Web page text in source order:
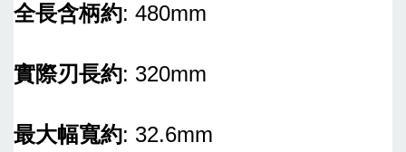
全長含柄約: 480mm
實際刃長約: 320mm
最大幅寬約: 32.6mm